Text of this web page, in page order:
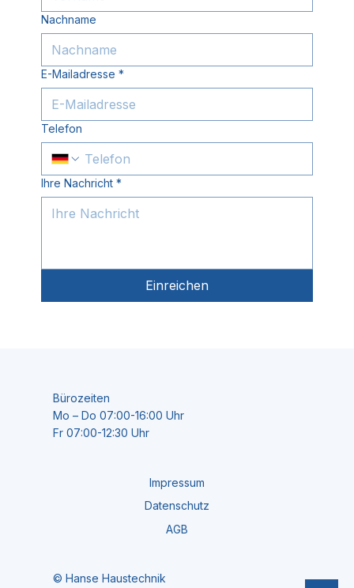
Nachname
E-Mailadresse *
Telefon
Ihre Nachricht *
Einreichen
Bürozeiten
Mo – Do 07:00-16:00 Uhr
Fr 07:00-12:30 Uhr
Impressum
Datenschutz
AGB
© Hanse Haustechnik